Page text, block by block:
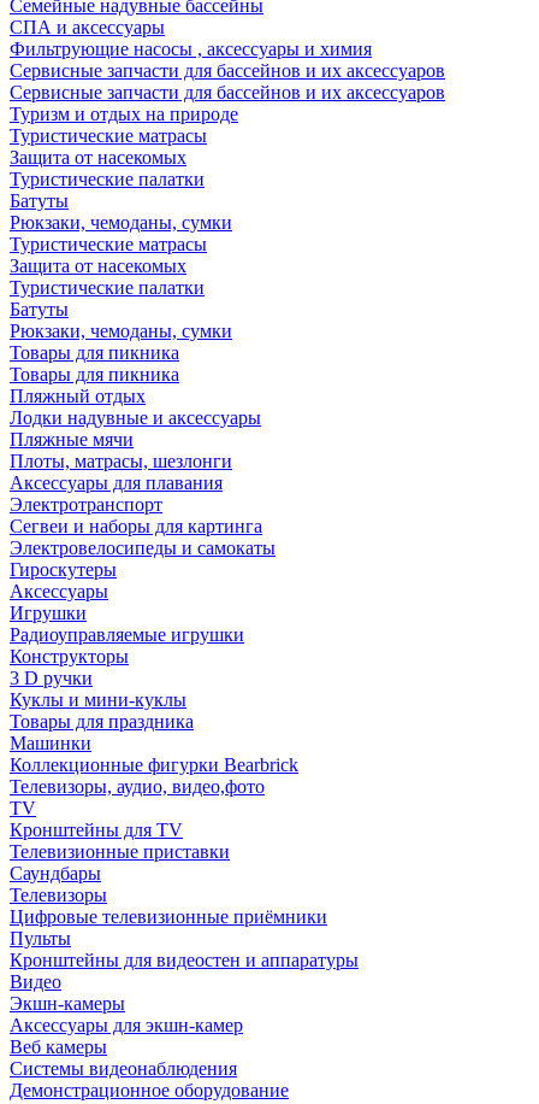
Семейные надувные бассейны
СПА и аксессуары
Фильтрующие насосы , аксессуары и химия
Cервисные запчасти для бассейнов и их аксессуаров
Cервисные запчасти для бассейнов и их аксессуаров
Туризм и отдых на природе
Туристические матрасы
Защита от насекомых
Туристические палатки
Батуты
Рюкзаки, чемоданы, сумки
Туристические матрасы
Защита от насекомых
Туристические палатки
Батуты
Рюкзаки, чемоданы, сумки
Товары для пикника
Товары для пикника
Пляжный отдых
Лодки надувные и аксессуары
Пляжные мячи
Плоты, матрасы, шезлонги
Аксессуары для плавания
Электротранспорт
Сегвеи и наборы для картинга
Электровелосипеды и самокаты
Гироскутеры
Аксессуары
Игрушки
Радиоуправляемые игрушки
Конструкторы
3 D ручки
Куклы и мини-куклы
Товары для праздника
Машинки
Коллекционные фигурки Bearbrick
Телевизоры, аудио, видео,фото
TV
Кронштейны для TV
Телевизионные приставки
Саундбары
Телевизоры
Цифровые телевизионные приёмники
Пульты
Кронштейны для видеостен и аппаратуры
Видео
Экшн-камеры
Аксессуары для экшн-камер
Веб камеры
Системы видеонаблюдения
Демонстрационное оборудование